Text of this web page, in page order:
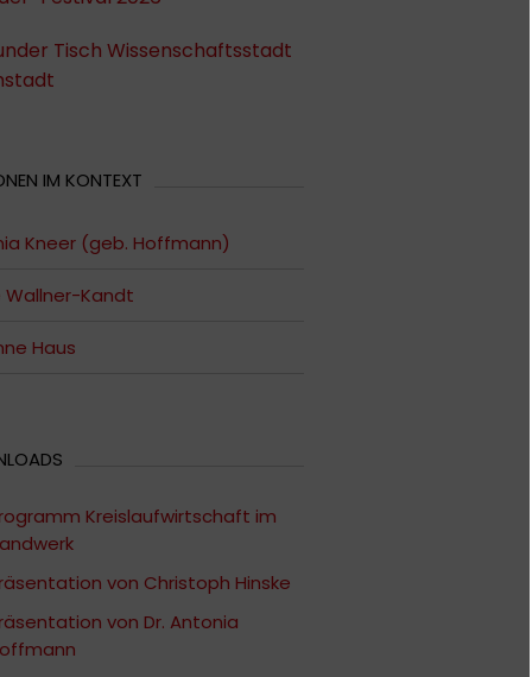
Tisch Wissenschaftsstadt
IM KONTEXT
Kneer (geb. Hoffmann)
Wallner-Kandt
Haus
Kreislaufwirtschaft im
von Christoph Hinske
von Dr. Antonia